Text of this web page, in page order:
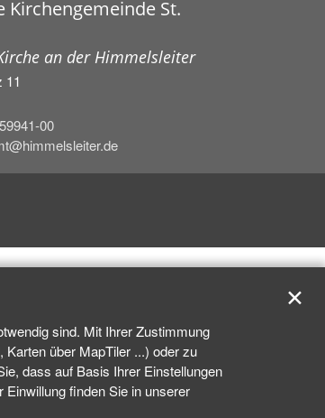
Kirchengemeinde St.
an der Himmelsleiter
11
00
sind. Mit Ihrer Zustimmung
über MapTiler ...) oder zu
dass auf Basis Ihrer Einstellungen
finden Sie in unserer
✕